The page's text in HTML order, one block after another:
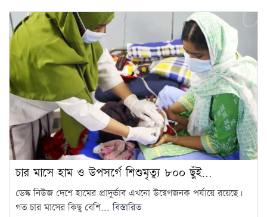
চার মাসে হাম ও উপসর্গে শিশুমৃত্যু ৮০০ ছুঁই…
ডেস্ক নিউজ দেশে হামের প্রাদুর্ভাব এখনো উদ্বেগজনক পর্যায়ে রয়েছে।
গত চার মাসের কিছু বেশি...বিস্তারিত